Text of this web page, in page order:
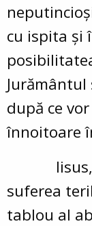
cu ispita şi
după ce
înnoitoare
Iisus, în
suferea
tablou al